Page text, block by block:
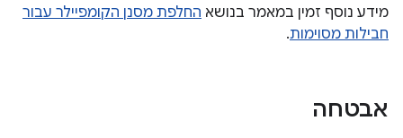
מידע נוסף זמין במאמר בנושא החלפת מסנן הקומפיילר עבור
חבילות מסוימות.
אבטחה